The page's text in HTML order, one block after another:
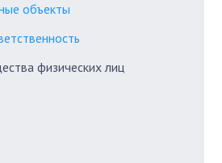
объекты
физических лиц